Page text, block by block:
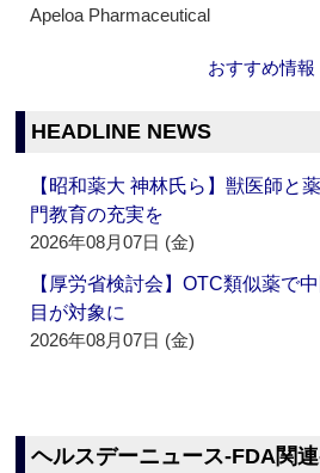
Apeloa Pharmaceutical
おすすめ情報
HEADLINE NEWS
【昭和薬大 神林氏ら】獣医師と
門教育の充実を
2026年08月07日 (金)
【厚労省検討会】OTC類似薬で
目が対象に
2026年08月07日 (金)
ヘルスデーニュース‐FDA関連